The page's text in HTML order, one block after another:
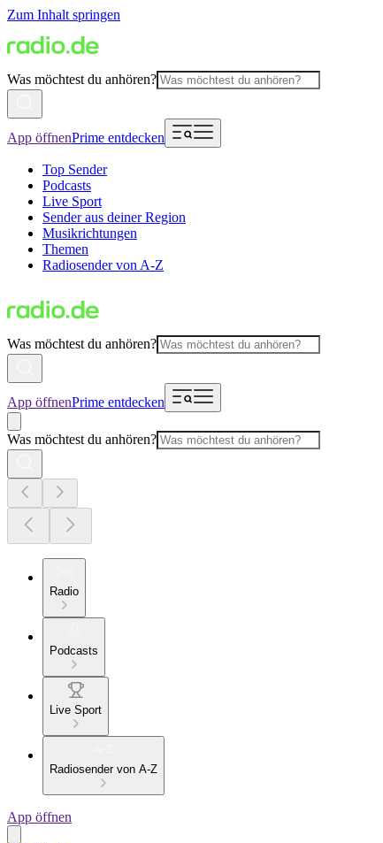
Zum Inhalt springen
Was möchtest du anhören?
App öffnenPrime entdecken
Top Sender
Podcasts
Live Sport
Sender aus deiner Region
Musikrichtungen
Themen
Radiosender von A-Z
Was möchtest du anhören?
App öffnenPrime entdecken
Was möchtest du anhören?
Radio
Podcasts
Live Sport
Radiosender von A-Z
App öffnen